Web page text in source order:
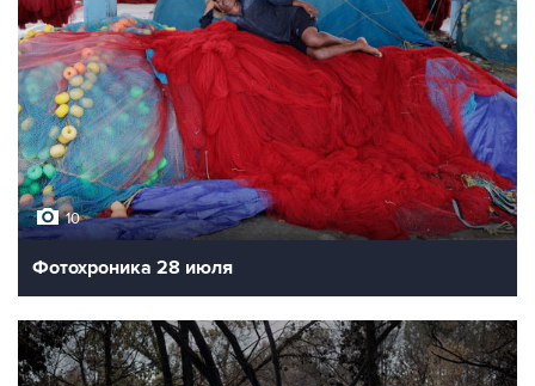
10
Фотохроника 28 июля